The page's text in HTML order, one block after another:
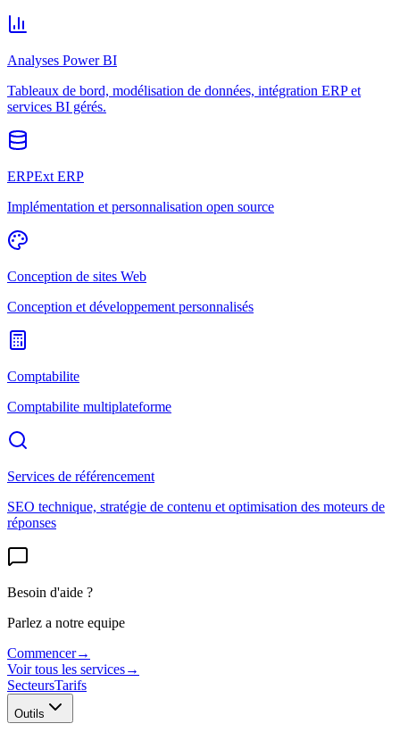
Analyses Power BI
Tableaux de bord, modélisation de données, intégration ERP et
services BI gérés.
ERPExt ERP
Implémentation et personnalisation open source
Conception de sites Web
Conception et développement personnalisés
Comptabilite
Comptabilite multiplateforme
Services de référencement
SEO technique, stratégie de contenu et optimisation des moteurs de
réponses
Besoin d'aide ?
Parlez a notre equipe
Commencer→
Voir tous les services→
SecteursTarifs
Outils